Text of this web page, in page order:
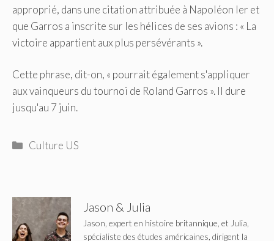
approprié, dans une citation attribuée à Napoléon Ier et
que Garros a inscrite sur les hélices de ses avions : « La
victoire appartient aux plus persévérants ».
Cette phrase, dit-on, « pourrait également s'appliquer
aux vainqueurs du tournoi de Roland Garros ». Il dure
jusqu'au 7 juin.
Catégories
Culture US
Jason & Julia
Jason, expert en histoire britannique, et Julia,
spécialiste des études américaines, dirigent la